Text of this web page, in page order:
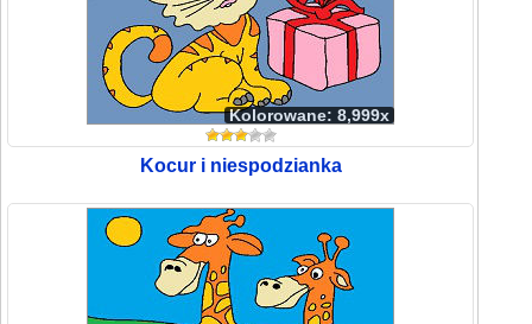
Kolorowane: 8,999x
Kocur i niespodzianka